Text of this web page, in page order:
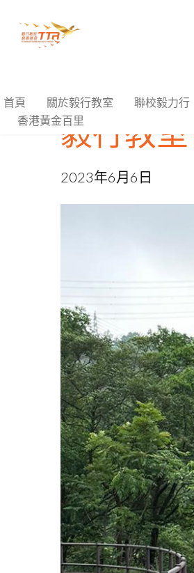
首頁 關於毅行教室 聯校毅力行
香港黃金百里毅行教
2023年6月6日